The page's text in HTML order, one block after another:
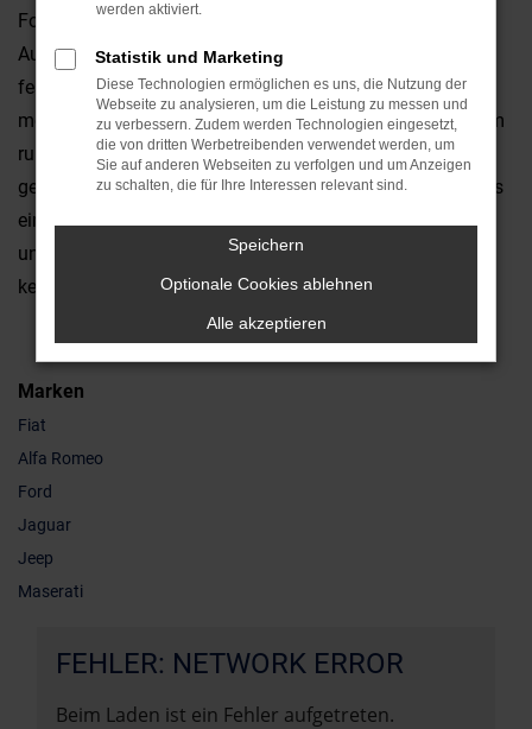
Ford Tourneo Custom Neuwagen können Sie die
Ausstattung nach Lust und Laune auswählen und zudem
festlegen, welchen Motor und welche Lackierung Sie
möchten. Anders ausgedrückt, fahren Sie fortan mit einem
rundum individuellen Fahrzeug durch Schwandorf und
gehen auch hinsichtlich der Qualität keinerlei Kompromiss
ein. Die Sicherheitssysteme sind auf dem neuesten Stand
und auch hinsichtlich der Assistenten brauchen Sie
keinerlei Abstriche hinzunehmen.
Marken
Fiat
Alfa Romeo
Ford
Jaguar
Jeep
Maserati
FEHLER: NETWORK ERROR
Beim Laden ist ein Fehler aufgetreten.
werden aktiviert.
Statistik und Marketing
Diese Technologien ermöglichen es uns, die Nutzung der
Webseite zu analysieren, um die Leistung zu messen und
zu verbessern. Zudem werden Technologien eingesetzt,
die von dritten Werbetreibenden verwendet werden, um
Sie auf anderen Webseiten zu verfolgen und um Anzeigen
zu schalten, die für Ihre Interessen relevant sind.
Speichern
Optionale Cookies ablehnen
Alle akzeptieren